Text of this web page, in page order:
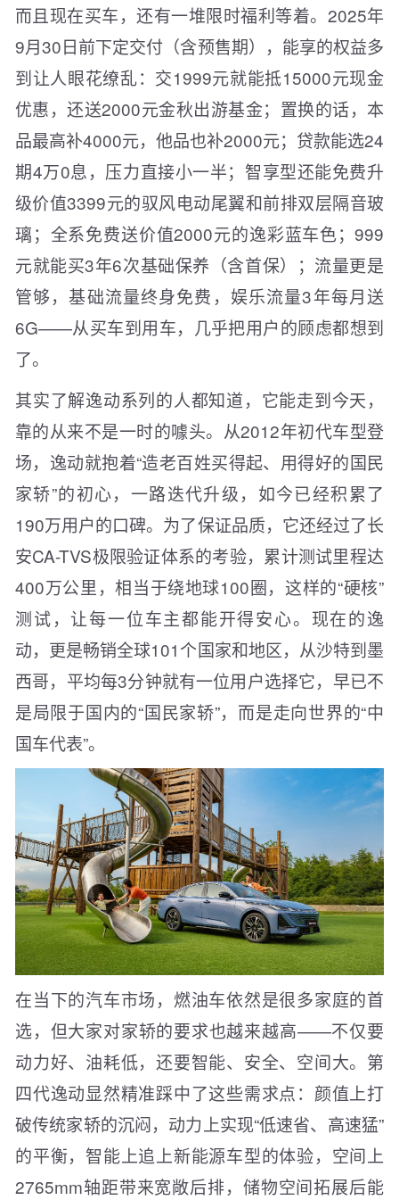
而且现在买车，还有一堆限时福利等着。2025年
9月30日前下定交付（含预售期），能享的权益多
到让人眼花缭乱：交1999元就能抵15000元现金
优惠，还送2000元金秋出游基金；置换的话，本
品最高补4000元，他品也补2000元；贷款能选24
期4万0息，压力直接小一半；智享型还能免费升
级价值3399元的驭风电动尾翼和前排双层隔音玻
璃；全系免费送价值2000元的逸彩蓝车色；999
元就能买3年6次基础保养（含首保）；流量更是
管够，基础流量终身免费，娱乐流量3年每月送
6G——从买车到用车，几乎把用户的顾虑都想到
了。
其实了解逸动系列的人都知道，它能走到今天，
靠的从来不是一时的噱头。从2012年初代车型登
场，逸动就抱着“造老百姓买得起、用得好的国民
家轿”的初心，一路迭代升级，如今已经积累了
190万用户的口碑。为了保证品质，它还经过了长
安CA-TVS极限验证体系的考验，累计测试里程达
400万公里，相当于绕地球100圈，这样的“硬核”
测试，让每一位车主都能开得安心。现在的逸
动，更是畅销全球101个国家和地区，从沙特到墨
西哥，平均每3分钟就有一位用户选择它，早已不
是局限于国内的“国民家轿”，而是走向世界的“中
国车代表”。
在当下的汽车市场，燃油车依然是很多家庭的首
选，但大家对家轿的要求也越来越高——不仅要
动力好、油耗低，还要智能、安全、空间大。第
四代逸动显然精准踩中了这些需求点：颜值上打
破传统家轿的沉闷，动力上实现“低速省、高速猛”
的平衡，智能上追上新能源车型的体验，空间上
2765mm轴距带来宽敞后排，储物空间拓展后能